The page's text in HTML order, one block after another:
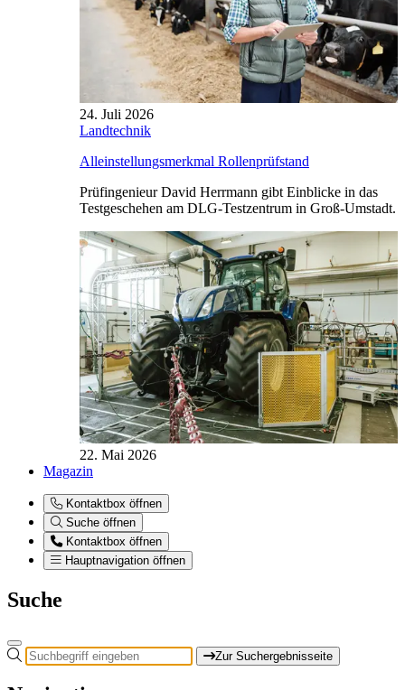
24. Juli 2026
Landtechnik
Alleinstellungsmerkmal Rollenprüfstand
Prüfingenieur David Herrmann gibt Einblicke in das
Testgeschehen am DLG-Testzentrum in Groß-Umstadt.
22. Mai 2026
Magazin
Kontaktbox öffnen
Suche öffnen
Kontaktbox öffnen
Hauptnavigation öffnen
Suche
Zur Suchergebnisseite